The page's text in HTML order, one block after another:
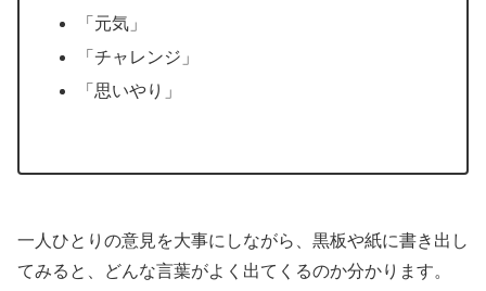
「元気」
「チャレンジ」
「思いやり」
一人ひとりの意見を大事にしながら、黒板や紙に書き出し
てみると、どんな言葉がよく出てくるのか分かります。